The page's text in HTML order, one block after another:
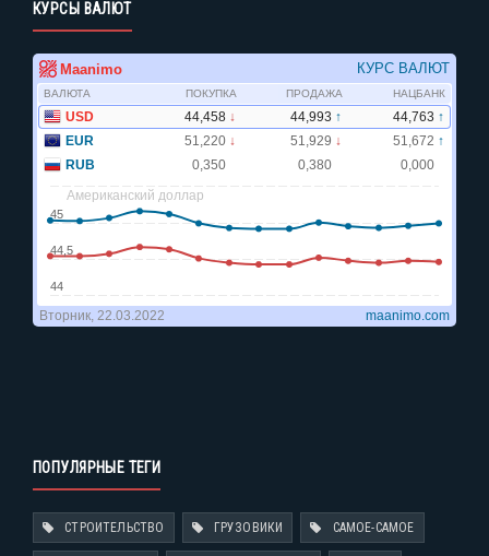
КУРСЫ ВАЛЮТ
ПОПУЛЯРНЫЕ ТЕГИ
СТРОИТЕЛЬСТВО ГРУЗОВИКИ САМОЕ-САМОЕ